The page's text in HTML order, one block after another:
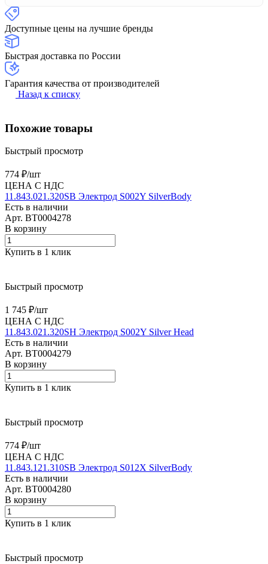
Доступные цены на лучшие бренды
Быстрая доставка по России
Гарантия качества от производителей
Назад к списку
Похожие товары
Быстрый просмотр
774 ₽/шт
ЦЕНА С НДС
11.843.021.320SB Электрод S002Y SilverBody
Есть в наличии
Арт. BT0004278
В корзину
Купить в 1 клик
Быстрый просмотр
1 745 ₽/шт
ЦЕНА С НДС
11.843.021.320SH Электрод S002Y Silver Head
Есть в наличии
Арт. BT0004279
В корзину
Купить в 1 клик
Быстрый просмотр
774 ₽/шт
ЦЕНА С НДС
11.843.121.310SB Электрод S012X SilverBody
Есть в наличии
Арт. BT0004280
В корзину
Купить в 1 клик
Быстрый просмотр